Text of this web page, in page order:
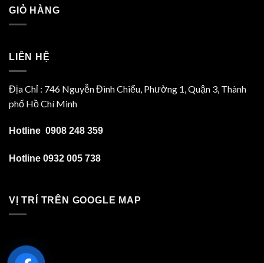
GIỎ HÀNG
LIÊN HỆ
Địa Chỉ : 746 Nguyễn Đình Chiểu, Phường 1, Quận 3, Thành
phố Hồ Chí Minh
Hotline 0908 248 359
Hotline 0932 005 738
VỊ TRÍ TRÊN GOOGLE MAP